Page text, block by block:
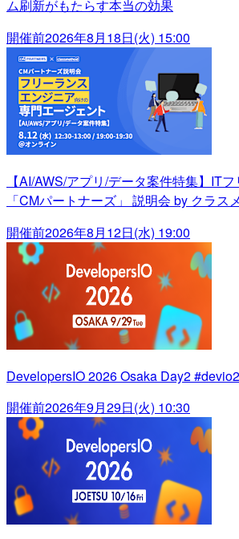
ム刷新がもたらす本当の効果
開催前2026年8月18日(火) 15:00
【AI/AWS/アプリ/データ案件特集】IT
「CMパートナーズ」 説明会 by クラス
開催前2026年8月12日(水) 19:00
DevelopersIO 2026 Osaka Day2
開催前2026年9月29日(火) 10:30